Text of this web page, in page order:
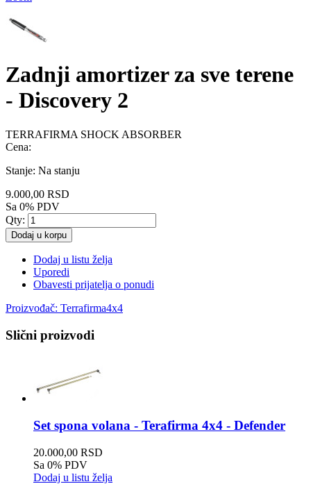
Zadnji amortizer za sve terene
- Discovery 2
TERRAFIRMA SHOCK ABSORBER
Cena:
Stanje: Na stanju
9.000,00 RSD
Sa 0% PDV
Qty:
Dodaj u korpu
Dodaj u listu želja
Uporedi
Obavesti prijatelja o ponudi
Proizvođač: Terrafirma4x4
Slični proizvodi
Set spona volana - Terafirma 4x4 - Defender
20.000,00 RSD
Sa 0% PDV
Dodaj u listu želja